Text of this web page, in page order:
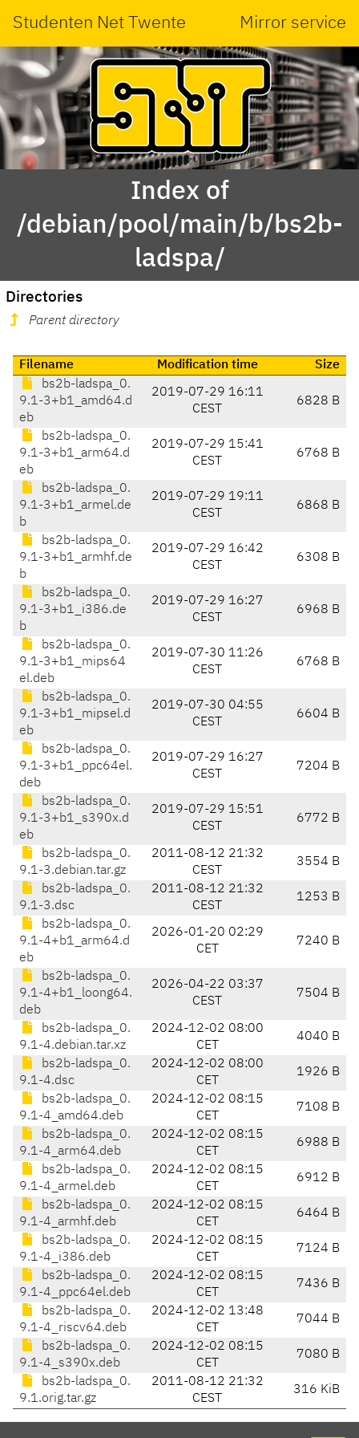
Studenten Net Twente Mirror service
Index of
/debian/pool/main/b/bs2b-
ladspa/
Directories
Parent directory
Filename Modification time
Size
bs2b-ladspa_0.
9.1-3+b1_amd64.d
eb
2019-07-29 16:11
CEST
6828 B
bs2b-ladspa_0.
9.1-3+b1_arm64.d
eb
2019-07-29 15:41
CEST
6768 B
bs2b-ladspa_0.
9.1-3+b1_armel.de
b
2019-07-29 19:11
CEST
6868 B
bs2b-ladspa_0.
9.1-3+b1_armhf.de
b
2019-07-29 16:42
CEST
6308 B
bs2b-ladspa_0.
9.1-3+b1_i386.de
b
2019-07-29 16:27
CEST
6968 B
bs2b-ladspa_0.
9.1-3+b1_mips64
el.deb
2019-07-30 11:26
CEST
6768 B
bs2b-ladspa_0.
9.1-3+b1_mipsel.d
eb
2019-07-30 04:55
CEST
6604 B
bs2b-ladspa_0.
9.1-3+b1_ppc64el.
deb
2019-07-29 16:27
CEST
7204 B
bs2b-ladspa_0.
9.1-3+b1_s390x.d
eb
2019-07-29 15:51
CEST
6772 B
bs2b-ladspa_0.
9.1-3.debian.tar.gz
2011-08-12 21:32
CEST
3554 B
bs2b-ladspa_0.
9.1-3.dsc
2011-08-12 21:32
CEST
1253 B
bs2b-ladspa_0.
9.1-4+b1_arm64.d
eb
2026-01-20 02:29
CET
7240 B
bs2b-ladspa_0.
9.1-4+b1_loong64.
deb
2026-04-22 03:37
CEST
7504 B
bs2b-ladspa_0.
9.1-4.debian.tar.xz
2024-12-02 08:00
CET
4040 B
bs2b-ladspa_0.
9.1-4.dsc
2024-12-02 08:00
CET
1926 B
bs2b-ladspa_0.
9.1-4_amd64.deb
2024-12-02 08:15
CET
7108 B
bs2b-ladspa_0.
9.1-4_arm64.deb
2024-12-02 08:15
CET
6988 B
bs2b-ladspa_0.
9.1-4_armel.deb
2024-12-02 08:15
CET
6912 B
bs2b-ladspa_0.
9.1-4_armhf.deb
2024-12-02 08:15
CET
6464 B
bs2b-ladspa_0.
9.1-4_i386.deb
2024-12-02 08:15
CET
7124 B
bs2b-ladspa_0.
9.1-4_ppc64el.deb
2024-12-02 08:15
CET
7436 B
bs2b-ladspa_0.
9.1-4_riscv64.deb
2024-12-02 13:48
CET
7044 B
bs2b-ladspa_0.
9.1-4_s390x.deb
2024-12-02 08:15
CET
7080 B
bs2b-ladspa_0.
9.1.orig.tar.gz
2011-08-12 21:32
CEST
316 KiB